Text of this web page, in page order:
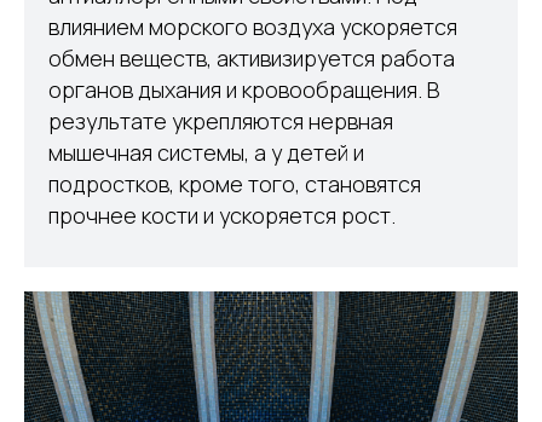
влиянием морского воздуха ускоряется
обмен веществ, активизируется работа
органов дыхания и кровообращения. В
результате укрепляются нервная
мышечная системы, а у детей и
подростков, кроме того, становятся
прочнее кости и ускоряется рост.